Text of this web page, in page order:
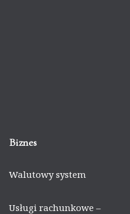
Biznes
Walutowy system
Usługi rachunkowe –